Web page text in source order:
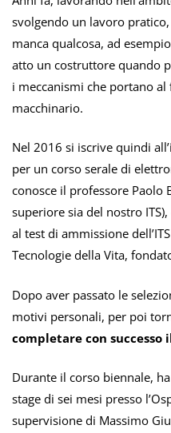
svolgendo un lavoro
manca qualcosa, ad
atto un costruttore quando
i meccanismi che portano
macchinario.
Nel 2016 si iscrive quindi
per un corso serale di
conosce il professore Paolo
superiore sia del nostro
al test di ammissione
Tecnologie della Vita,
Dopo aver passato le
motivi personali, per poi
completare con successo
Durante il corso biennale,
stage di sei mesi presso
supervisione di Massimo